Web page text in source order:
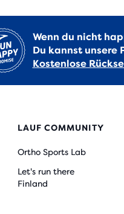
Wenn du nicht
Du kannst unsere
Kostenlose
LAUF COMMUNITY
Ortho Sports Lab
Let's run there
Finland